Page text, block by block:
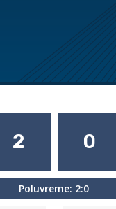
2 0
Poluvreme: 2:0